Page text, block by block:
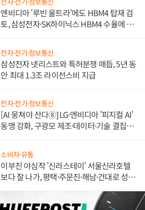
엔비디아 '루빈 울트라'에도 HBM4 탑재 검
토, 삼성전자·SK하이닉스 HBM4 수율에 주
전자·전기·정보통신
삼성전자 넷리스트와 특허분쟁 매듭, 5년 동
안 최대 1.3조 라이선스비 지급
전자·전기·정보통신
[AI 뭉쳐야 산다⑧] LG·엔비디아 '피지컬 AI'
동맹 강화, 구광모 제조·데이터·기술 결집
소비자·유통
이부진 야심작 '신라스테이' 서울신라호텔
보다 잘 나가, 평택·주문진·해남·건대로 성